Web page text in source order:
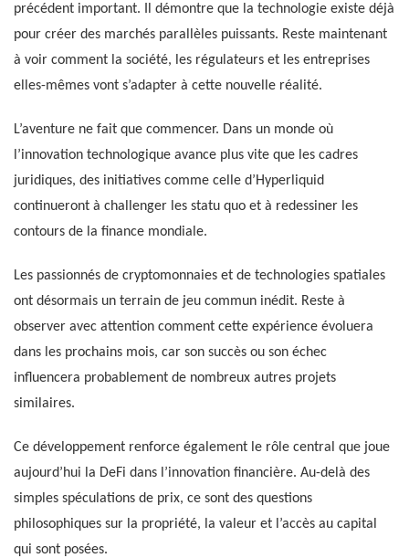
précédent important. Il démontre que la technologie existe déjà
pour créer des marchés parallèles puissants. Reste maintenant
à voir comment la société, les régulateurs et les entreprises
elles-mêmes vont s’adapter à cette nouvelle réalité.
L’aventure ne fait que commencer. Dans un monde où
l’innovation technologique avance plus vite que les cadres
juridiques, des initiatives comme celle d’Hyperliquid
continueront à challenger les statu quo et à redessiner les
contours de la finance mondiale.
Les passionnés de cryptomonnaies et de technologies spatiales
ont désormais un terrain de jeu commun inédit. Reste à
observer avec attention comment cette expérience évoluera
dans les prochains mois, car son succès ou son échec
influencera probablement de nombreux autres projets
similaires.
Ce développement renforce également le rôle central que joue
aujourd’hui la DeFi dans l’innovation financière. Au-delà des
simples spéculations de prix, ce sont des questions
philosophiques sur la propriété, la valeur et l’accès au capital
qui sont posées.